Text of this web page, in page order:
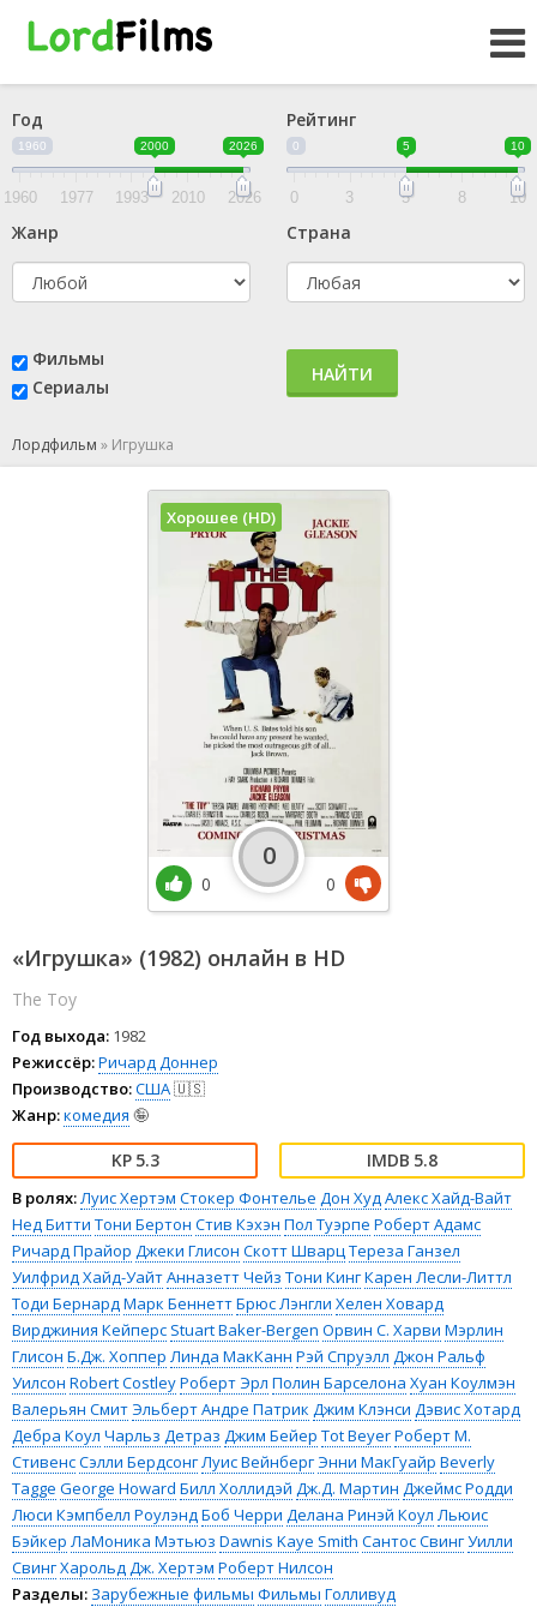
Год
1960 2000 2026
1960 1977 1993 2010 2026
Рейтинг
0 5 10
0 3 5 8 10
Жанр Страна
Фильмы
Сериалы
НАЙТИ
Лордфильм » Игрушка
«Игрушка» (1982) онлайн в HD
The Toy
Год выхода: 1982
Режиссёр:Ричард Доннер
Производство:США🇺🇸
Жанр:комедия 🤪
5.3 5.8
В ролях:Луис Хертэм Стокер Фонтелье Дон ХудАлекс Хайд-Вайт
Нед Битти Тони Бертон Стив Кэхэн Пол Туэрпе Роберт Адамс
Ричард Прайор Джеки Глисон Скотт ШварцТереза Ганзел
Уилфрид Хайд-УайтАнназетт Чейз Тони КингКарен Лесли-Литтл
Тоди БернардМарк БеннеттБрюс Лэнгли Хелен Ховард
Вирджиния Кейперс Stuart Baker-Bergen Орвин С. Харви Мэрлин
Глисон Б.Дж. Хоппер Линда МакКанн Рэй Спруэлл Джон Ральф
Уилсон Robert CostleyРоберт Эрл Полин Барселона Хуан Коулмэн
Валерьян СмитЭльберт Андре Патрик Джим Клэнси Дэвис Хотард
Дебра Коул Чарльз Детраз Джим Бейер Tot BeyerРоберт М.
СтивенсСэлли БердсонгЛуис ВейнбергЭнни МакГуайр Beverly
Tagge George Howard Билл Холлидэй Дж.Д. Мартин Джеймс Родди
Люси Кэмпбелл РоулэндБоб Черри Делана Ринэй Коул Льюис
Бэйкер ЛаМоника Мэтьюз Dawnis Kaye Smith Сантос СвингУилли
СвингХарольд Дж. Хертэм Роберт Нилсон
Разделы: Зарубежные фильмы Фильмы Голливуд
Хорошее (HD)
0
0
0